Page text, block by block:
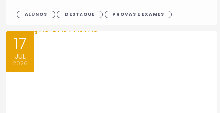
ALUNOS DESTAQUE PROVAS E EXAMES
17
JUL
2026